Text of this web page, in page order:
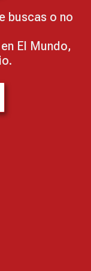
buscas o no
El Mundo,